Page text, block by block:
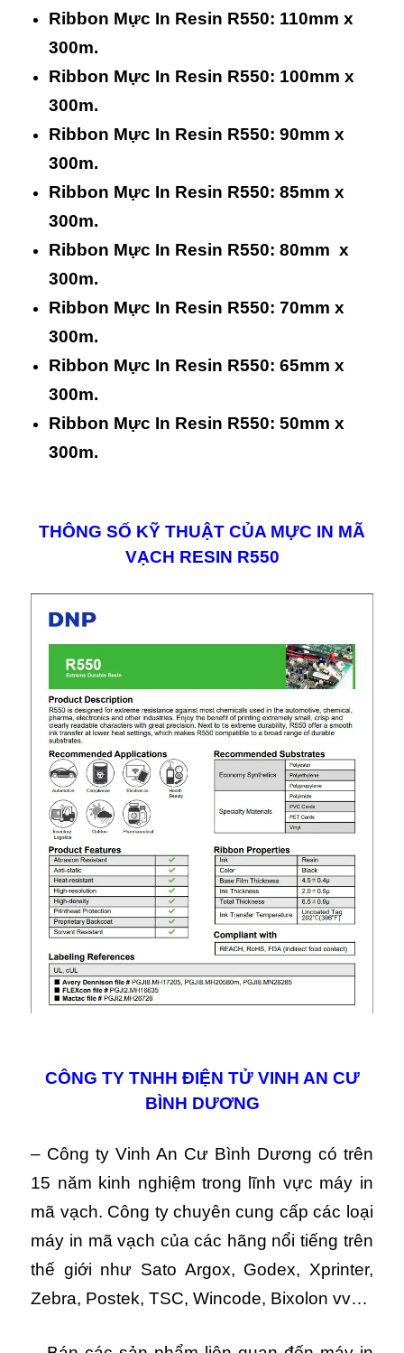
Ribbon Mực In Resin R550: 110mm x
300m.
Ribbon Mực In Resin R550: 100mm x
300m.
Ribbon Mực In Resin R550: 90mm x
300m.
Ribbon Mực In Resin R550: 85mm x
300m.
Ribbon Mực In Resin R550: 80mm x
300m.
Ribbon Mực In Resin R550: 70mm x
300m.
Ribbon Mực In Resin R550: 65mm x
300m.
Ribbon Mực In Resin R550: 50mm x
300m.
THÔNG SỐ KỸ THUẬT CỦA MỰC IN MÃ
VẠCH RESIN R550
CÔNG TY TNHH ĐIỆN TỬ VINH AN CƯ
BÌNH DƯƠNG
– Công ty Vinh An Cư Bình Dương có trên
15 năm kinh nghiệm trong lĩnh vực máy in
mã vạch. Công ty chuyên cung cấp các loại
máy in mã vạch của các hãng nổi tiếng trên
thế giới như Sato Argox, Godex, Xprinter,
Zebra, Postek, TSC, Wincode, Bixolon vv…